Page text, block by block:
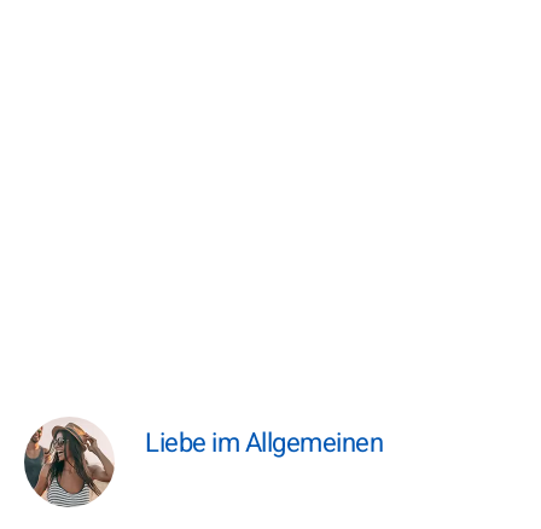
Liebe im Allgemeinen